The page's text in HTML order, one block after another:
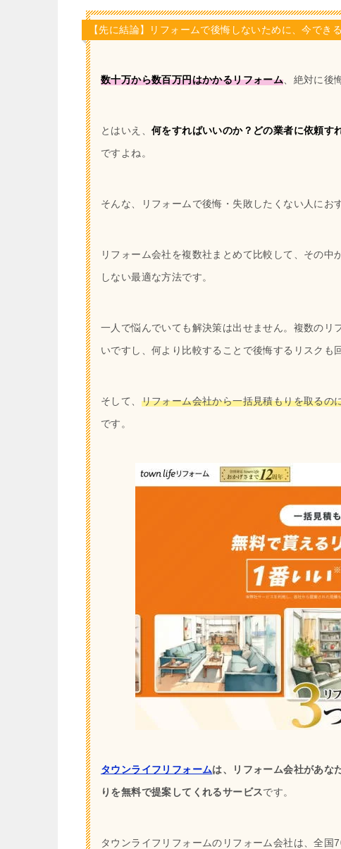
【先に結論】リフォームで後悔しないために、今でき
数十万から数百万円はかかるリフォーム 、絶対に後
とはいえ、 何をすればいいのか？どの業者に依頼す
ですよね。
そんな、リフォームで後悔・失敗したくない人にお
リフォーム会社を複数社まとめて比較して、その
しない最適な方法です。
一人で悩んでいても解決策は出せません。複数の
いですし、何より比較することで後悔するリスクも
そして、 リフォーム会社から一括見積もりを取るの
です。
タウンライフリフォームは、リフォーム会社があな
りを無料で提案してくれるサービスです。
タウンライフリフォームのリフォーム会社は、全